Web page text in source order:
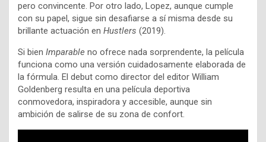
pero convincente. Por otro lado, Lopez, aunque cumple
con su papel, sigue sin desafiarse a sí misma desde su
brillante actuación en Hustlers (2019).
Si bien Imparable no ofrece nada sorprendente, la película
funciona como una versión cuidadosamente elaborada de
la fórmula. El debut como director del editor William
Goldenberg resulta en una película deportiva
conmovedora, inspiradora y accesible, aunque sin
ambición de salirse de su zona de confort.